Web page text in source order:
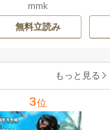
がそういう目で見
てくる
mmk
無料立読み
もっと見る
3位